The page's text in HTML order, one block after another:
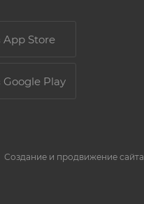
App Store
Google Play
Создание и продвижение сайта